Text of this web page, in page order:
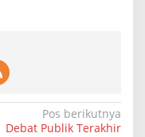
Pos berikutnya
Debat Publik Terakhir